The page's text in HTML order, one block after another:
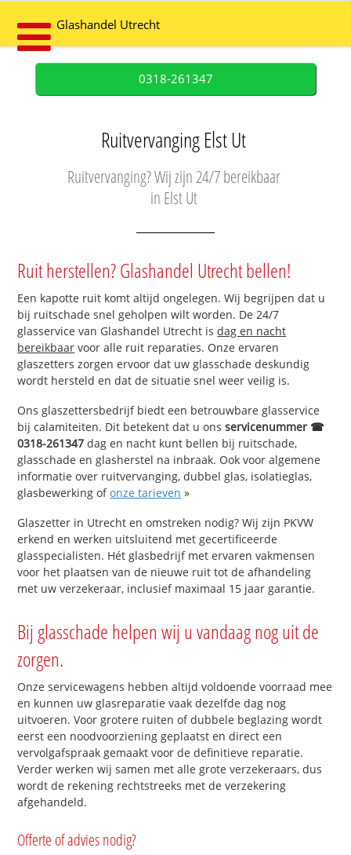
Glashandel Utrecht
0318-261347
Ruitvervanging Elst Ut
Ruitvervanging? Wij zijn 24/7 bereikbaar
in Elst Ut
Ruit herstellen? Glashandel Utrecht bellen!
Een kapotte ruit komt altijd ongelegen. Wij begrijpen dat u
bij ruitschade snel geholpen wilt worden. De 24/7
glasservice van Glashandel Utrecht isdag en nacht
bereikbaar voor alle ruit reparaties. Onze ervaren
glaszetters zorgen ervoor dat uw glasschade deskundig
wordt hersteld en dat de situatie snel weer veilig is.
Ons glaszettersbedrijf biedt een betrouwbare glasservice
bij calamiteiten. Dit betekent dat u onsservicenummer ☎
0318-261347 dag en nacht kunt bellen bij ruitschade,
glasschade en glasherstel na inbraak. Ook voor algemene
informatie over ruitvervanging, dubbel glas, isolatieglas,
glasbewerking ofonze tarieven »
Glaszetter in Utrecht en omstreken nodig? Wij zijn PKVW
erkend en werken uitsluitend met gecertificeerde
glasspecialisten. Hét glasbedrijf met ervaren vakmensen
voor het plaatsen van de nieuwe ruit tot de afhandeling
met uw verzekeraar, inclusief maximaal 15 jaar garantie.
Bij glasschade helpen wij u vandaag nog uit de
zorgen.
Onze servicewagens hebben altijd voldoende voorraad mee
en kunnen uw glasreparatie vaak dezelfde dag nog
uitvoeren. Voor grotere ruiten of dubbele beglazing wordt
eerst een noodvoorziening geplaatst en direct een
vervolgafspraak gemaakt voor de definitieve reparatie.
Verder werken wij samen met alle grote verzekeraars, dus
wordt de rekening rechtstreeks met de verzekering
afgehandeld.
Offerte of advies nodig?